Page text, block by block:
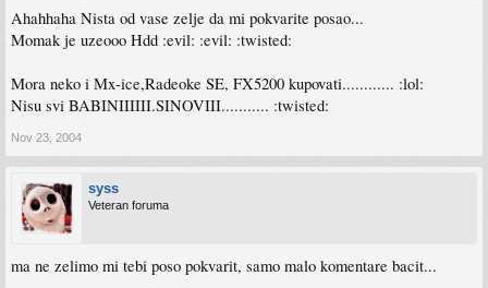
Ahahhaha Nista od vase zelje da mi pokvarite posao...
Momak je uzeooo Hdd :evil: :evil: :twisted:
Mora neko i Mx-ice,Radeoke SE, FX5200 kupovati............ :lol:
Nisu svi BABINIIIIII.SINOVIII........... :twisted:
Nov 23, 2004
syss
Veteran foruma
ma ne zelimo mi tebi poso pokvarit, samo malo komentare bacit...